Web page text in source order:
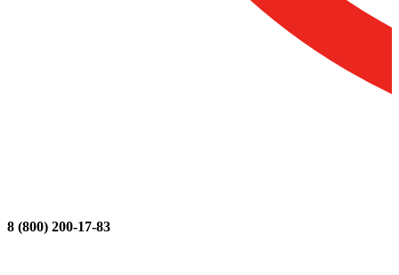
8 (800) 200-17-83